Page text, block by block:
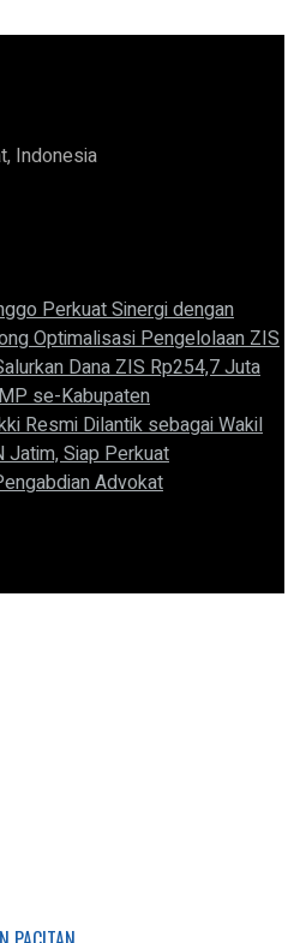
Indonesia
Perkuat Sinergi dengan
Optimalisasi Pengelolaan ZIS
Dana ZIS Rp254,7 Juta
se-Kabupaten
Resmi Dilantik sebagai Wakil
Jatim, Siap Perkuat
Advokat